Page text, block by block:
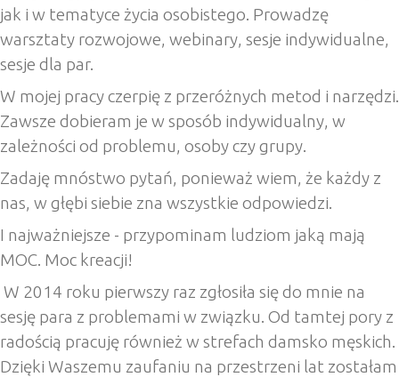
jak i w tematyce życia osobistego. Prowadzę
warsztaty rozwojowe, webinary, sesje indywidualne,
sesje dla par.
W mojej pracy czerpię z przeróżnych metod i narzędzi.
Zawsze dobieram je w sposób indywidualny, w
zależności od problemu, osoby czy grupy.
Zadaję mnóstwo pytań, ponieważ wiem, że każdy z
nas, w głębi siebie zna wszystkie odpowiedzi.
I najważniejsze - przypominam ludziom jaką mają
MOC. Moc kreacji!
W 2014 roku pierwszy raz zgłosiła się do mnie na
sesję para z problemami w związku. Od tamtej pory z
radością pracuję również w strefach damsko męskich.
Dzięki Waszemu zaufaniu na przestrzeni lat zostałam